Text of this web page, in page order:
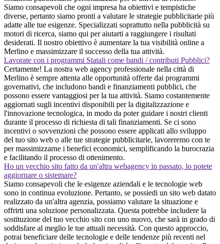
Siamo consapevoli che ogni impresa ha obiettivi e tempistiche
diverse, pertanto siamo pronti a valutare le strategie pubblicitarie più
adatte alle tue esigenze. Specializzati soprattutto nella pubblicità su
motori di ricerca, siamo qui per aiutarti a raggiungere i risultati
desiderati. Il nostro obiettivo è aumentare la tua visibilità online a
Merlino e massimizzare il successo della tua attività.
Lavorate con i programmi Statali come bandi / contributi Pubblici?
Certamente! La nostra web agency professionale nella città di
Merlino è sempre attenta alle opportunità offerte dai programmi
governativi, che includono bandi e finanziamenti pubblici, che
possono essere vantaggiosi per la tua attività. Siamo costantemente
aggiornati sugli incentivi disponibili per la digitalizzazione e
l'innovazione tecnologica, in modo da poter guidare i nostri clienti
durante il processo di richiesta di tali finanziamenti. Se ci sono
incentivi o sovvenzioni che possono essere applicati allo sviluppo
del tuo sito web o alle tue strategie pubblicitarie, lavoreremo con te
per massimizzarne i benefici economici, semplificando la burocrazia
e facilitando il processo di ottenimento.
Ho un vecchio sito fatto da un'altra webagency in passato, lo potete
aggiornare o sistemare?
Siamo consapevoli che le esigenze aziendali e le tecnologie web
sono in continua evoluzione. Pertanto, se possiedi un sito web datato
realizzato da un'altra agenzia, possiamo valutare la situazione e
offrirti una soluzione personalizzata. Questa potrebbe includere la
sostituzione del tuo vecchio sito con uno nuovo, che sarà in grado di
soddisfare al meglio le tue attuali necessità. Con questo approccio,
potrai beneficiare delle tecnologie e delle tendenze più recenti nel